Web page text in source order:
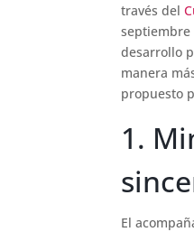
través del
septiembre
desarrollo
manera
propuesto
1.
El